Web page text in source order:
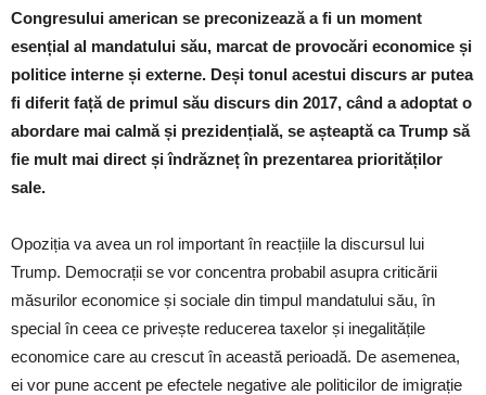
Congresului american se preconizează a fi un moment
esențial al mandatului său, marcat de provocări economice și
politice interne și externe. Deși tonul acestui discurs ar putea
fi diferit față de primul său discurs din 2017, când a adoptat o
abordare mai calmă și prezidențială, se așteaptă ca Trump să
fie mult mai direct și îndrăzneț în prezentarea priorităților
sale.
Opoziția va avea un rol important în reacțiile la discursul lui
Trump. Democrații se vor concentra probabil asupra criticării
măsurilor economice și sociale din timpul mandatului său, în
special în ceea ce privește reducerea taxelor și inegalitățile
economice care au crescut în această perioadă. De asemenea,
ei vor pune accent pe efectele negative ale politicilor de imigrație